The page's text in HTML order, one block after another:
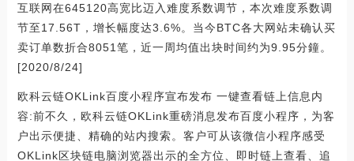
互联网在645120高宽比迈入难度系数调节，本次难度系数调
节至17.56T，增长幅度达3.6%。当今BTC各大网站未确认买
卖订单数折合8051笔，近一周均值出块时间约为9.95分鐘。
[2020/8/24]
欧科云链OKLink百度小程序宣布发布 一键查看链上信息内
容:前不久，欧科云链OKLink重磅消息发布百度小程序，为客
户出示便捷、精确的站内搜索。客户可从该微信小程序感受
OKLink区块链电脑浏览器出示的全方位、即时链上查看、追